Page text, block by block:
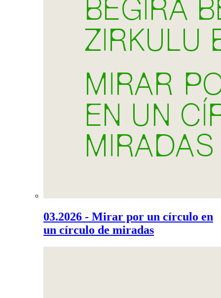
03.2026 - Mirar por un círculo en
un círculo de miradas